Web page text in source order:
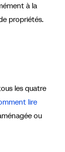
à la
propriétés.
les quatre
lire
ou